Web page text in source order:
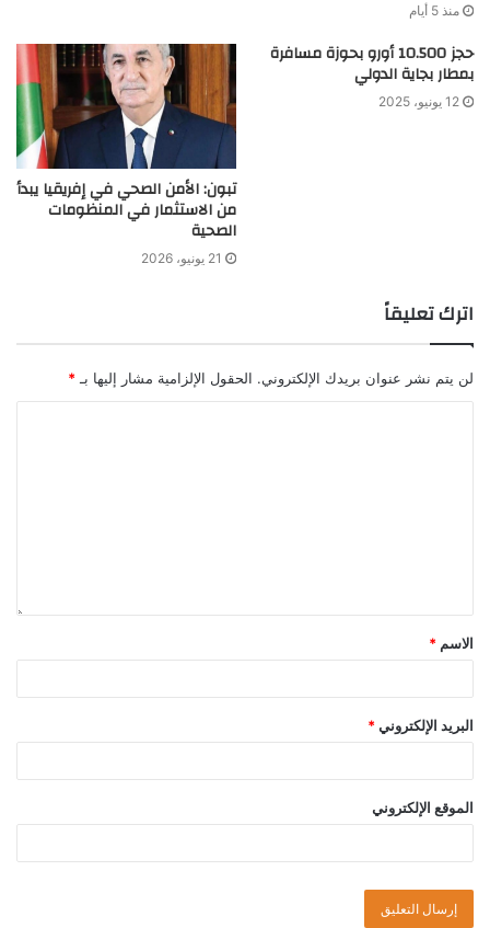
منذ 5 أيام
حجز 10.500 أورو بحوزة مسافرة
بمطار بجاية الدولي
12 يونيو، 2025
تبون: الأمن الصحي في إفريقيا يبدأ
من الاستثمار في المنظومات
الصحية
21 يونيو، 2026
اترك تعليقاً
لن يتم نشر عنوان بريدك الإلكتروني. الحقول الإلزامية مشار إليها بـ *
الاسم *
البريد الإلكتروني *
الموقع الإلكتروني